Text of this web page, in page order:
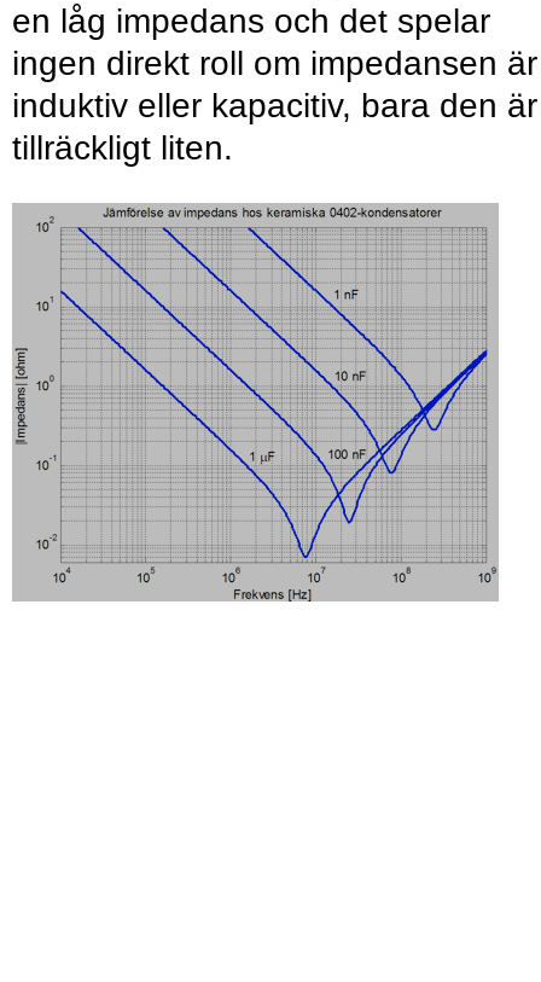
en låg impedans och det spelar
ingen direkt roll om impedansen är
induktiv eller kapacitiv, bara den är
tillräckligt liten.